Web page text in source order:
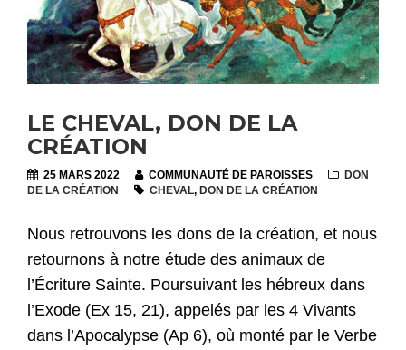
LE CHEVAL, DON DE LA
CRÉATION
25 MARS 2022 COMMUNAUTÉ DE PAROISSES
DON
DE LA CRÉATION
CHEVAL, DON DE LA CRÉATION
Nous retrouvons les dons de la création, et nous
retournons à notre étude des animaux de
l’Écriture Sainte. Poursuivant les hébreux dans
l’Exode (Ex 15, 21), appelés par les 4 Vivants
dans l’Apocalypse (Ap 6), où monté par le Verbe